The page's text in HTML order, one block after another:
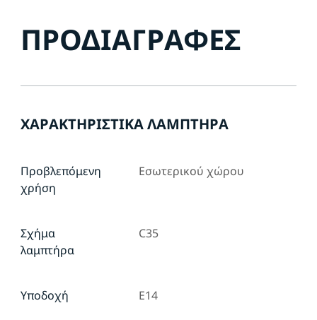
ΠΡΟΔΙΑΓΡΑΦΈΣ
ΧΑΡΑΚΤΗΡΙΣΤΙΚΆ ΛΑΜΠΤΉΡΑ
Προβλεπόμενη
χρήση
Εσωτερικού χώρου
Σχήμα
λαμπτήρα
C35
Υποδοχή E14